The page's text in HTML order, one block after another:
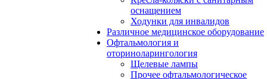
оснащением
Ходунки для инвалидов
Различное медицинское оборудование
Офтальмология и
оториноларингология
Щелевые лампы
Прочее офтальмологическое